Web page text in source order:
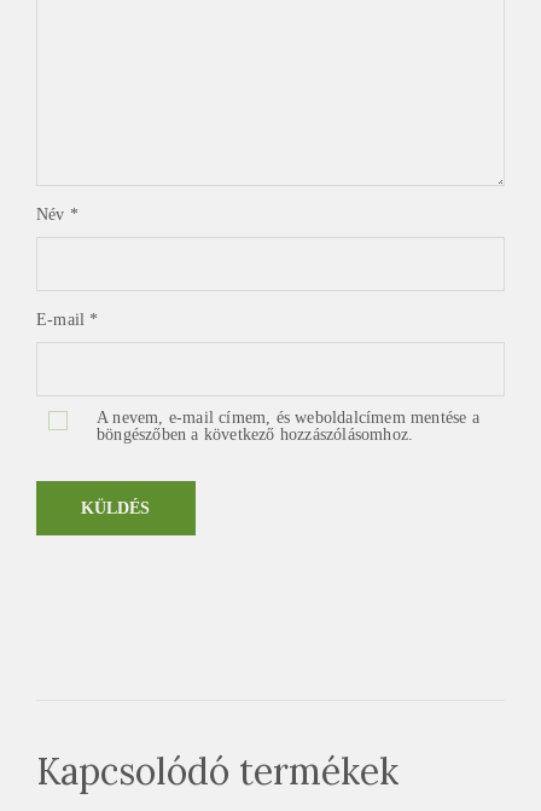
Név *
E-mail *
A nevem, e-mail címem, és weboldalcímem mentése a
böngészőben a következő hozzászólásomhoz.
Kapcsolódó termékek